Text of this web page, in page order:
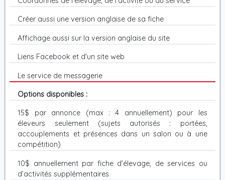
Créer aussi une version anglaise de sa fiche
Affichage aussi sur la version anglaise du site
Liens Facebook et d'un site web
Le service de messagerie
Options disponibles :
15$ par annonce (max : 4 annuellement) pour les
éleveurs seulement (sujets autorisés : portées,
accouplements et présences dans un salon ou à une
compétition)
10$ annuellement par fiche d’élevage, de services ou
d’activités supplémentaires